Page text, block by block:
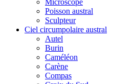
Microscope
Poisson austral
Sculpteur
Ciel circumpolaire austral
Autel
Burin
Caméléon
Carène
Compas